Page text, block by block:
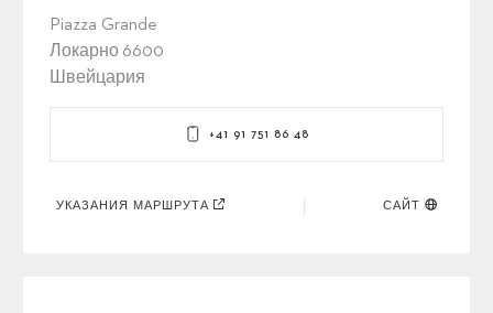
Piazza Grande
Локарно 6600
Швейцария
+41 91 751 86 48
УКАЗАНИЯ МАРШРУТА САЙТ